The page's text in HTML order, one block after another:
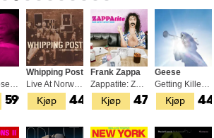
Come Closer - ØYA Edition (LP)
599,- Kjøp
Whipping Post
Live At Norwegian Wood 2000 (2LP)
449,- Kjøp
Frank Zappa
Zappatite: Zappa's Tastiest Tracks (2LP)
479,- Kjøp
Geese
Getting Killed - LTD (LP)